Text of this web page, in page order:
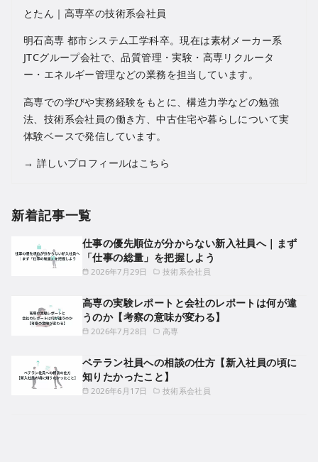
とたん｜高専卒の技術系会社員
明石高専 都市システム工学科卒。現在は素材メーカー系
JTCグループ会社で、品質管理・実験・高専リクルータ
ー・エネルギー管理などの業務を担当しています。
高専での学びや実務経験をもとに、構造力学などの勉強
法、技術系会社員の働き方、中古住宅や暮らしについて実
体験ベースで発信しています。
→ 詳しいプロフィールはこちら
新着記事一覧
2026年7月29日 技術系会社員
仕事の優先順位が分からない新入社員へ｜まず
「仕事の総量」を把握しよう
2026年7月28日 高専
高専の実験レポートと会社のレポートは何が違
うのか【考察の意味が変わる】
2026年6月17日 技術系会社員
ベテラン社員への相談の仕方【新入社員の頃に
知りたかったこと】